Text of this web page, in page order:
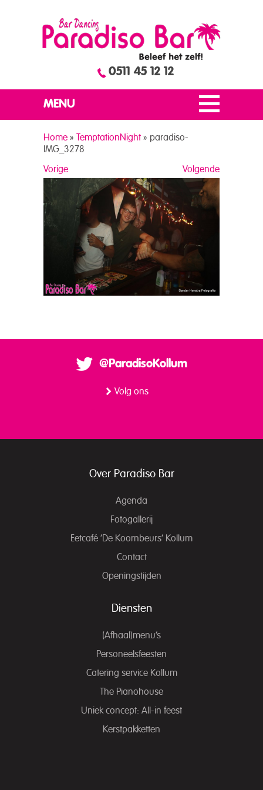
0511 45 12 12
MENU
Home » TemptationNight » paradiso-
IMG_3278
Volgende
Vorige
@ParadisoKollum
Volg ons
Over Paradiso Bar
Agenda
Fotogallerij
Eetcafé ‘De Koornbeurs’ Kollum
Contact
Openingstijden
Diensten
(Afhaal)menu’s
Personeelsfeesten
Catering service Kollum
The Pianohouse
Uniek concept: All-in feest
Kerstpakketten